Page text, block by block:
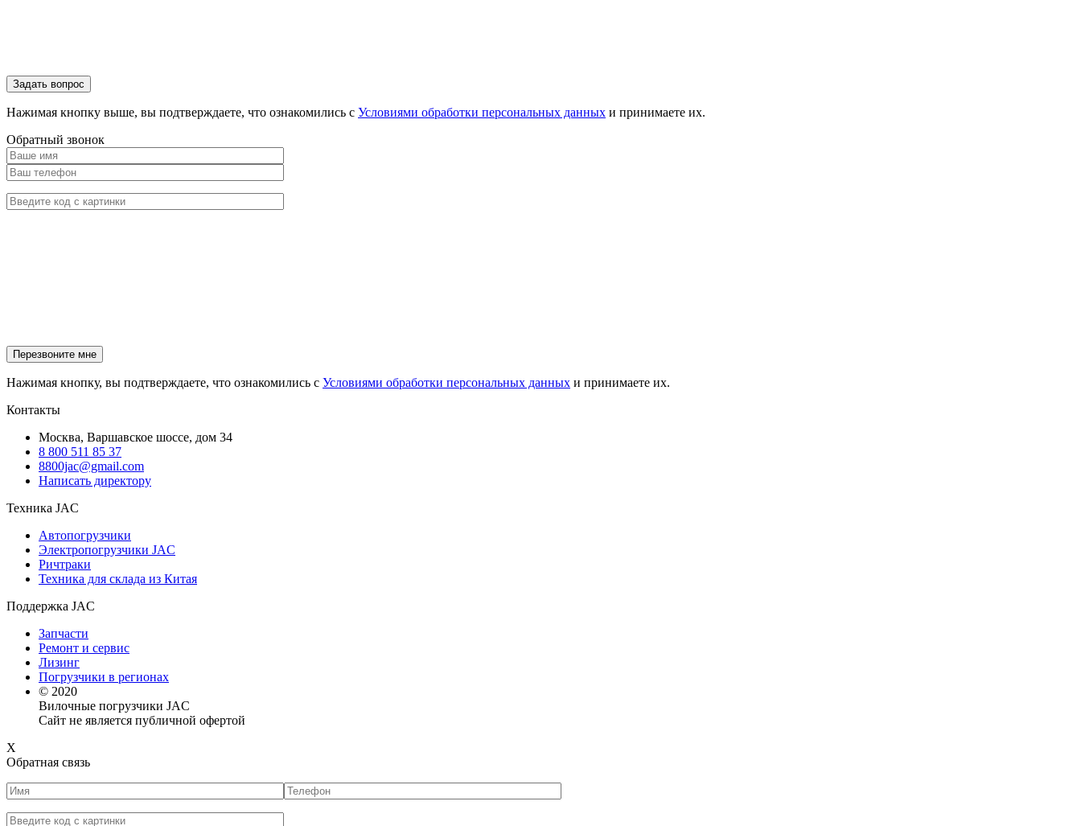
Нажимая кнопку выше, вы подтверждаете, что ознакомились с Условиями обработки персональных данных и принимаете их.
Обратный звонок
Нажимая кнопку, вы подтверждаете, что ознакомились с Условиями обработки персональных данных и принимаете их.
Контакты
Москва, Варшавское шоссе, дом 34
8 800 511 85 37
8800jac@gmail.com
Написать директору
Техника JAC
Автопогрузчики
Электропогрузчики JAC
Ричтраки
Техника для склада из Китая
Поддержка JAC
Запчасти
Ремонт и сервис
Лизинг
Погрузчики в регионах
© 2020
Вилочные погрузчики JAC
Сайт не является публичной офертой
X
Обратная связь